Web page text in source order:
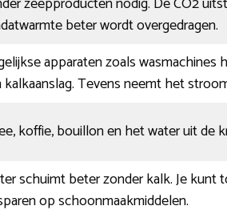
beter wordt overgedragen.
apparaten zoals wasmachines
kalkaanslag. Tevens neemt het
koffie, bouillon en het water uit de
schuimt beter zonder kalk. Je
op schoonmaakmiddelen.